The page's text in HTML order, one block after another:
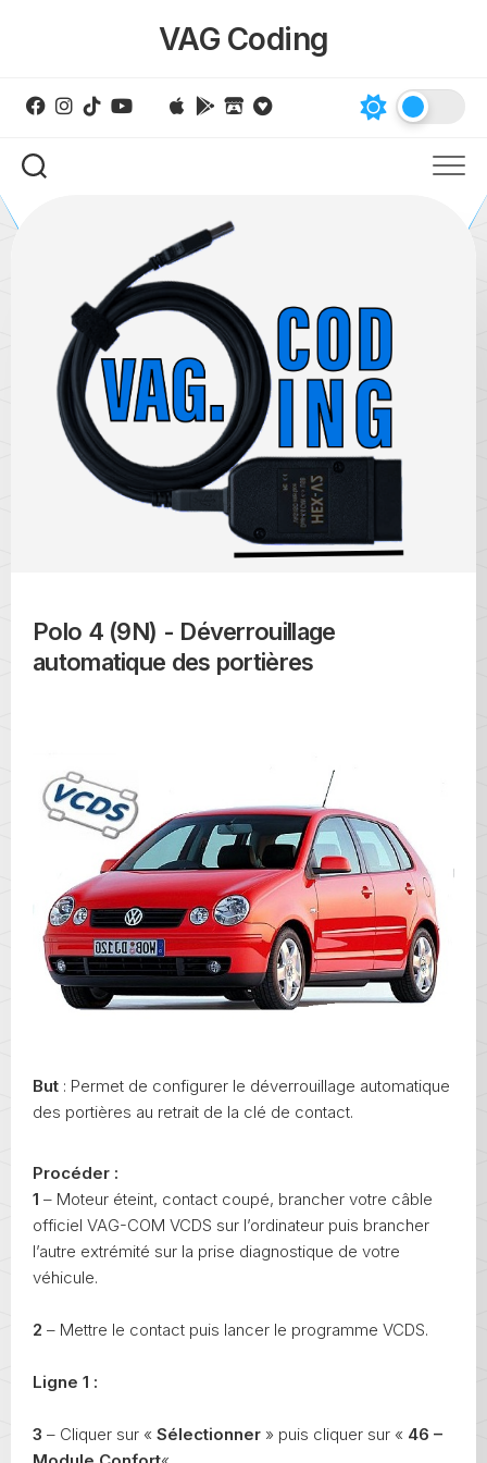
VAG Coding
Polo 4 (9N) - Déverrouillage
automatique des portières
But : Permet de configurer le déverrouillage automatique
des portières au retrait de la clé de contact.
Procéder :
1 – Moteur éteint, contact coupé, brancher votre câble
officiel VAG-COM VCDS sur l’ordinateur puis brancher
l’autre extrémité sur la prise diagnostique de votre
véhicule.
2 – Mettre le contact puis lancer le programme VCDS.
Ligne 1 :
3 – Cliquer sur « Sélectionner » puis cliquer sur « 46 –